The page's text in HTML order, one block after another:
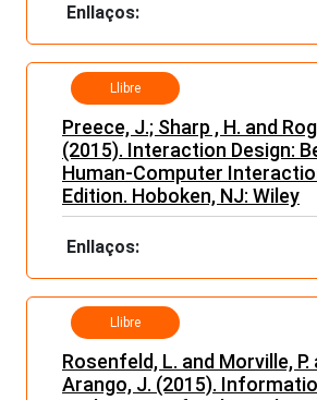
Enllaços:
Llibre
Preece, J.; Sharp , H. and
(2015). Interaction Design:
Human-Computer
Edition. Hoboken, NJ: Wiley
Enllaços:
Llibre
Rosenfeld, L. and Morville, P.
Arango, J. (2015).